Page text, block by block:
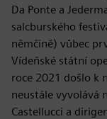
Da Ponte a
salcburského
němčině) vůbec
Vídeňské státní
roce 2021 došlo k
neustále vyvolává
Castellucci a